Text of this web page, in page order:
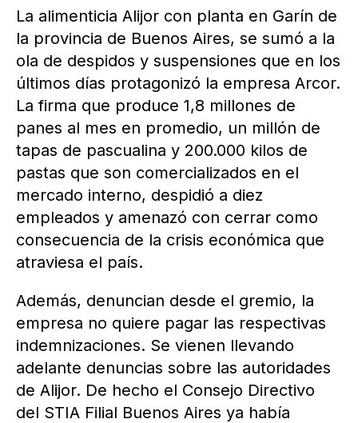
La alimenticia Alijor con planta en Garín de
la provincia de Buenos Aires, se sumó a la
ola de despidos y suspensiones que en los
últimos días protagonizó la empresa Arcor.
La firma que produce 1,8 millones de
panes al mes en promedio, un millón de
tapas de pascualina y 200.000 kilos de
pastas que son comercializados en el
mercado interno, despidió a diez
empleados y amenazó con cerrar como
consecuencia de la crisis económica que
atraviesa el país.
Además, denuncian desde el gremio, la
empresa no quiere pagar las respectivas
indemnizaciones. Se vienen llevando
adelante denuncias sobre las autoridades
de Alijor. De hecho el Consejo Directivo
del STIA Filial Buenos Aires ya había